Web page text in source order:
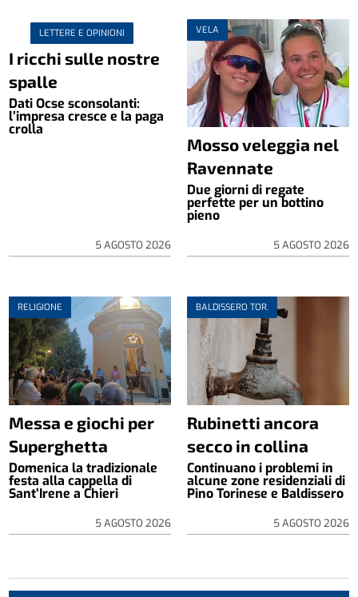
LETTERE E OPINIONI
I ricchi sulle nostre
spalle
Dati Ocse sconsolanti:
l’impresa cresce e la paga
crolla
5 AGOSTO 2026
VELA
Mosso veleggia nel
Ravennate
Due giorni di regate
perfette per un bottino
pieno
5 AGOSTO 2026
RELIGIONE
Messa e giochi per
Superghetta
Domenica la tradizionale
festa alla cappella di
Sant’Irene a Chieri
5 AGOSTO 2026
BALDISSERO TOR.
Rubinetti ancora
secco in collina
Continuano i problemi in
alcune zone residenziali di
Pino Torinese e Baldissero
5 AGOSTO 2026